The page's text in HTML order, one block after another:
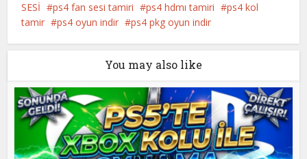
SESİ
ps4 fan sesi tamiri ps4 hdmı tamiri
ps4 kol
tamir
ps4 oyun indir ps4 pkg oyun indir
You may also like